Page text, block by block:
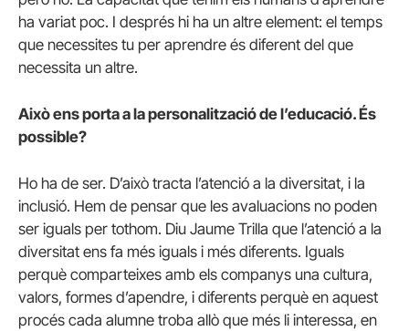
ha variat poc. I després hi ha un altre element: el temps
que necessites tu per aprendre és diferent del que
necessita un altre.
Això ens porta a la personalització de l’educació. És
possible?
Ho ha de ser. D’això tracta l’atenció a la diversitat, i la
inclusió. Hem de pensar que les avaluacions no poden
ser iguals per tothom. Diu Jaume Trilla que l’atenció a la
diversitat ens fa més iguals i més diferents. Iguals
perquè comparteixes amb els companys una cultura,
valors, formes d’apendre, i diferents perquè en aquest
procés cada alumne troba allò que més li interessa, en